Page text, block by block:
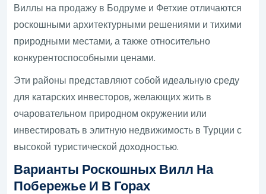
Виллы на продажу в Бодруме и Фетхие отличаются
роскошными архитектурными решениями и тихими
природными местами, а также относительно
конкурентоспособными ценами.
Эти районы представляют собой идеальную среду
для катарских инвесторов, желающих жить в
очаровательном природном окружении или
инвестировать в элитную недвижимость в Турции с
высокой туристической доходностью.
Варианты Роскошных Вилл На
Побережье И В Горах